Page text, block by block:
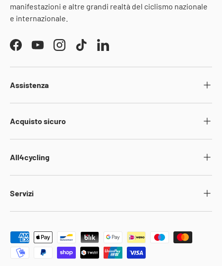
manifestazioni e altre grandi realtà del ciclismo nazionale
e internazionale.
FacebookYouTubeInstagramTikTokLinkedIn
Assistenza
Acquisto sicuro
All4cycling
Servizi
Metodi di pagamento accettati